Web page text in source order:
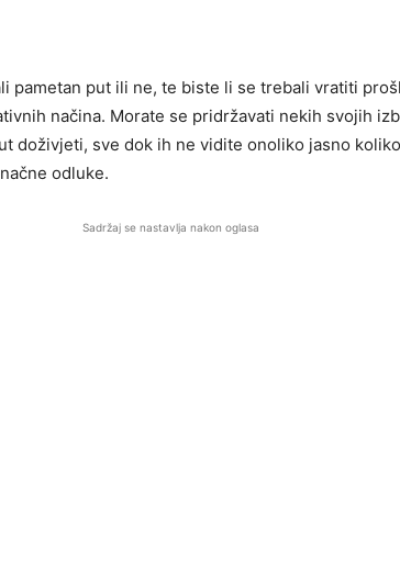
pametan put ili ne, te biste li se trebali vratiti
načina. Morate se pridržavati nekih svojih
doživjeti, sve dok ih ne vidite onoliko jasno
odluke.
Sadržaj se nastavlja nakon oglasa